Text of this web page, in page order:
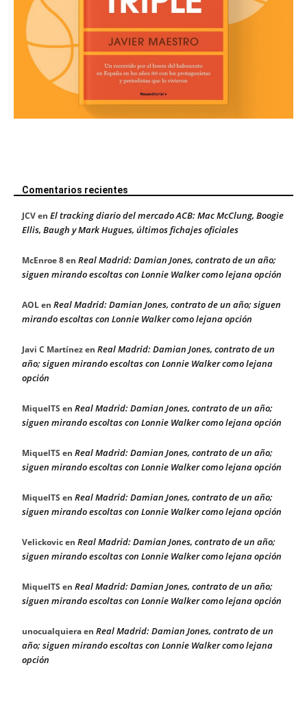
Comentarios recientes
JCVen El tracking diario del mercado ACB: Mac McClung, Boogie
Ellis, Baugh y Mark Hugues, últimos fichajes oficiales
McEnroe 8en Real Madrid: Damian Jones, contrato de un año;
siguen mirando escoltas con Lonnie Walker como lejana opción
AOLen Real Madrid: Damian Jones, contrato de un año; siguen
mirando escoltas con Lonnie Walker como lejana opción
Javi C Martínezen Real Madrid: Damian Jones, contrato de un
año; siguen mirando escoltas con Lonnie Walker como lejana
opción
MiquelTS en Real Madrid: Damian Jones, contrato de un año;
siguen mirando escoltas con Lonnie Walker como lejana opción
MiquelTS en Real Madrid: Damian Jones, contrato de un año;
siguen mirando escoltas con Lonnie Walker como lejana opción
MiquelTS en Real Madrid: Damian Jones, contrato de un año;
siguen mirando escoltas con Lonnie Walker como lejana opción
Velickovicen Real Madrid: Damian Jones, contrato de un año;
siguen mirando escoltas con Lonnie Walker como lejana opción
MiquelTS en Real Madrid: Damian Jones, contrato de un año;
siguen mirando escoltas con Lonnie Walker como lejana opción
unocualquieraen Real Madrid: Damian Jones, contrato de un
año; siguen mirando escoltas con Lonnie Walker como lejana
opción